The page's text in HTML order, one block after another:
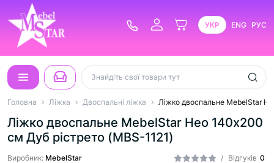
УКР ENG РУС
Головна Ліжка Двоспальні ліжка Ліжко двоспальне MebelStar
Ліжко двоспальне MebelStar Нео 140x200
см Дуб рістрето (MBS-1121)
/ Відгуків 0
Виробник: MebelStar